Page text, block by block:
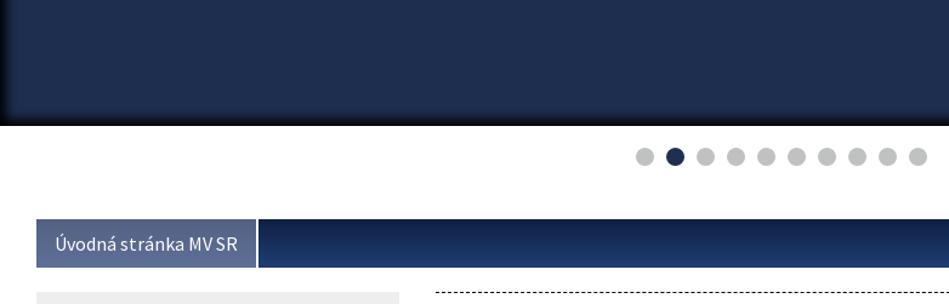
Úvodná stránka MV SR